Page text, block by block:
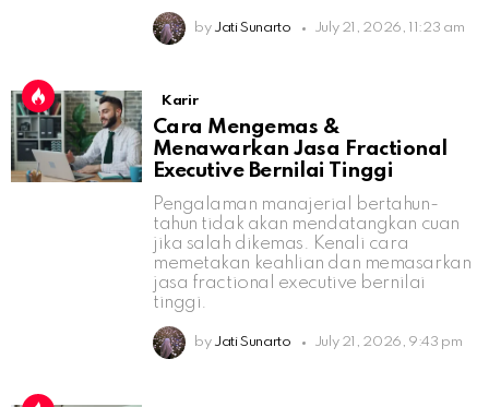
by Jati Sunarto July 21, 2026, 11:23 am
Karir
Cara Mengemas &
Menawarkan Jasa Fractional
Executive Bernilai Tinggi
Pengalaman manajerial bertahun-
tahun tidak akan mendatangkan cuan
jika salah dikemas. Kenali cara
memetakan keahlian dan memasarkan
jasa fractional executive bernilai
tinggi.
by Jati Sunarto July 21, 2026, 9:43 pm